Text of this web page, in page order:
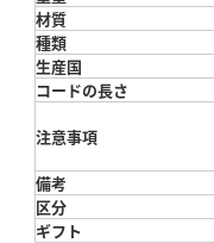
材質
種類
生産国
コードの長さ
注意事項
備考
区分
ギフト